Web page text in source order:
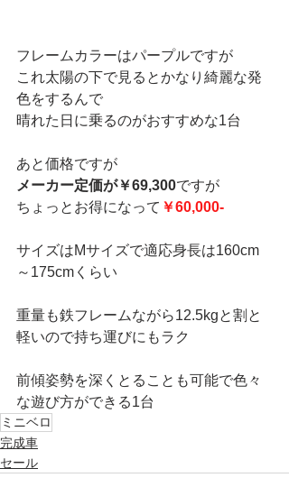
フレームカラーはパープルですが
これ太陽の下で見るとかなり綺麗な発
色をするんで
晴れた日に乗るのがおすすめな1台
あと価格ですが
メーカー定価が￥69,300ですが
ちょっとお得になって ￥60,000-
サイズはMサイズで適応身長は160cm
～175cmくらい
重量も鉄フレームながら12.5kgと割と
軽いので持ち運びにもラク
前傾姿勢を深くとることも可能で色々
な遊び方ができる1台
ミニベロ
完成車
セール